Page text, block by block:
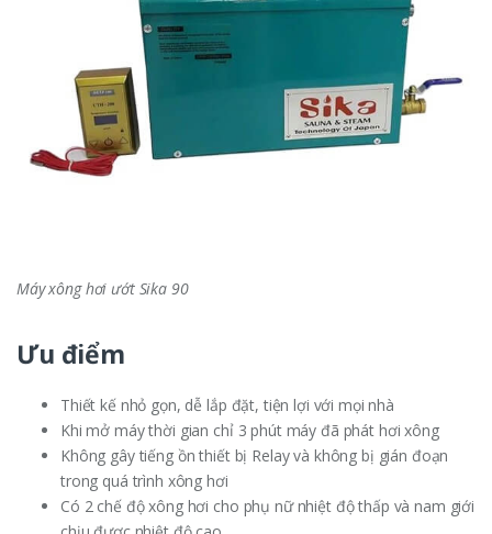
Máy xông hơi ướt Sika 90
Ưu điểm
Thiết kế nhỏ gọn, dễ lắp đặt, tiện lợi với mọi nhà
Khi mở máy thời gian chỉ 3 phút máy đã phát hơi xông
Không gây tiếng ồn thiết bị Relay và không bị gián đoạn
trong quá trình xông hơi
Có 2 chế độ xông hơi cho phụ nữ nhiệt độ thấp và nam giới